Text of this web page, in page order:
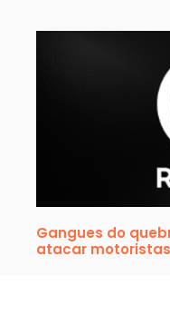
Gangues do
atacar motoristas